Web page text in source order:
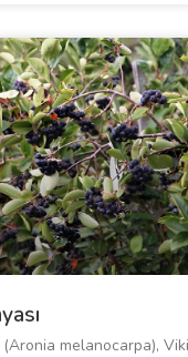
(Aronia melanocarpa),